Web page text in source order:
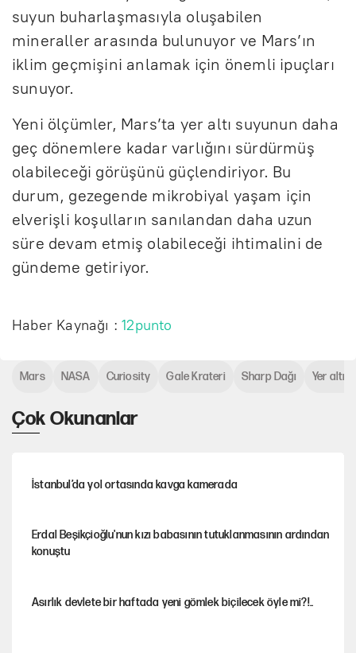
suyun buharlaşmasıyla oluşabilen
mineraller arasında bulunuyor ve Mars’ın
iklim geçmişini anlamak için önemli ipuçları
sunuyor.
Yeni ölçümler, Mars’ta yer altı suyunun daha
geç dönemlere kadar varlığını sürdürmüş
olabileceği görüşünü güçlendiriyor. Bu
durum, gezegende mikrobiyal yaşam için
elverişli koşulların sanılandan daha uzun
süre devam etmiş olabileceği ihtimalini de
gündeme getiriyor.
Haber Kaynağı :12punto
Çok Okunanlar
İstanbul’da yol ortasında kavga kamerada
Erdal Beşikçioğlu'nun kızı babasının tutuklanmasının ardından
konuştu
Asırlık devlete bir haftada yeni gömlek biçilecek öyle mi?!..
Mars NASA Curiosity Gale Krateri Sharp Dağı Yer altı